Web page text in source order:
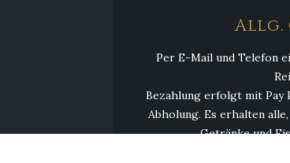
Allg.
Per E-Mail und Telefon
Bezahlung erfolgt mit Pay
Abholung. Es erhalten
Getränke und